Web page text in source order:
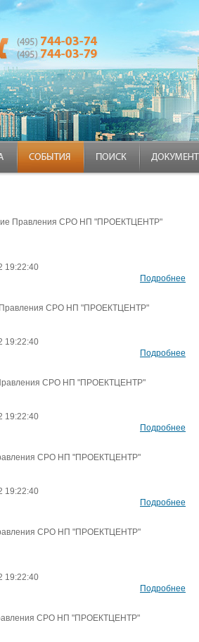
Правления СРО НП "ПРОЕКТЦЕНТР"
19:22:40
Подробнее
Правления СРО НП "ПРОЕКТЦЕНТР"
19:22:40
Подробнее
Правления СРО НП "ПРОЕКТЦЕНТР"
19:22:40
Подробнее
СРО НП "ПРОЕКТЦЕНТР"
19:22:40
Подробнее
СРО НП "ПРОЕКТЦЕНТР"
19:22:40
Подробнее
СРО НП "ПРОЕКТЦЕНТР"